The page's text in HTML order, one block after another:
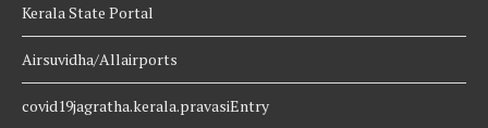
Kerala State Portal
Airsuvidha/Allairports
covid19jagratha.kerala.pravasiEntry